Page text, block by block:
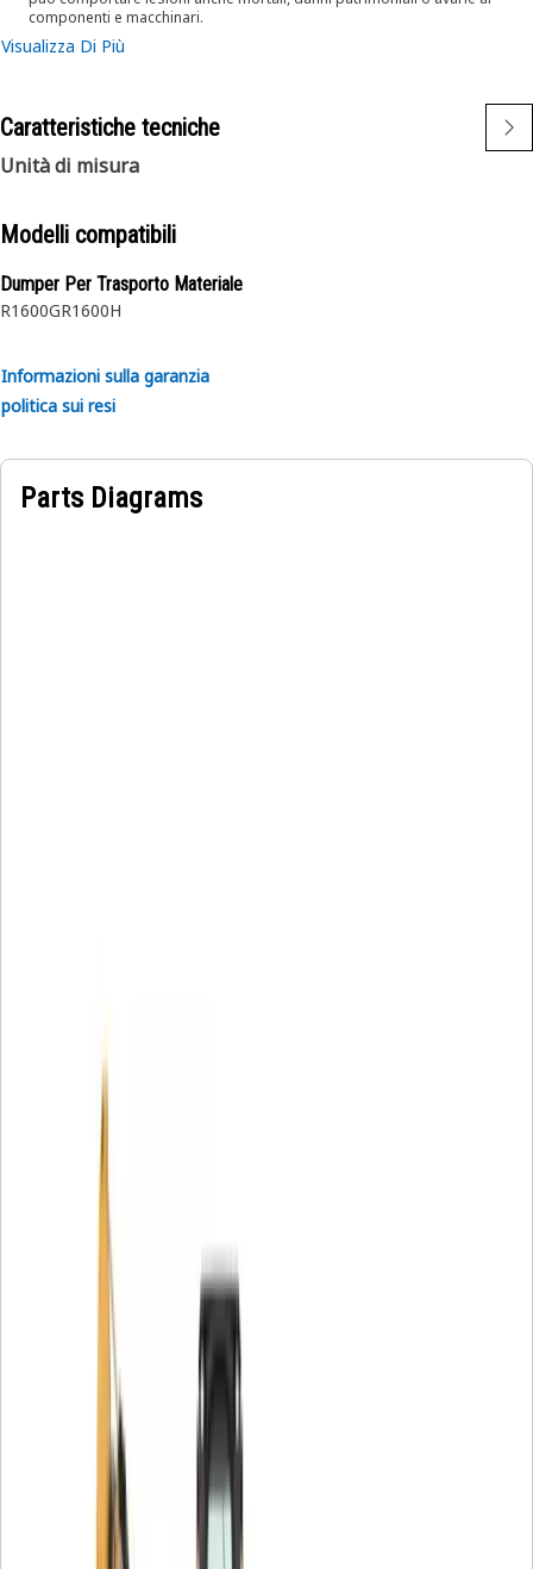
componenti e macchinari.
Visualizza Di Più
Caratteristiche tecniche
Unità di misura
Modelli compatibili
Dumper Per Trasporto Materiale
R1600GR1600H
Informazioni sulla garanzia
politica sui resi
Parts Diagrams